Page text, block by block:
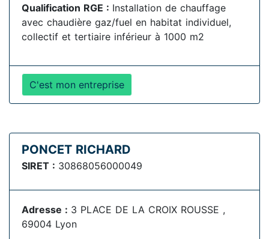
Qualification RGE : Installation de chauffage
avec chaudière gaz/fuel en habitat individuel,
collectif et tertiaire inférieur à 1000 m2
C'est mon entreprise
PONCET RICHARD
SIRET : 30868056000049
Adresse : 3 PLACE DE LA CROIX ROUSSE ,
69004 Lyon